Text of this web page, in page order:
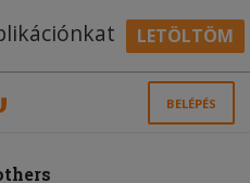
LETÖLTÖM
BELÉPÉS